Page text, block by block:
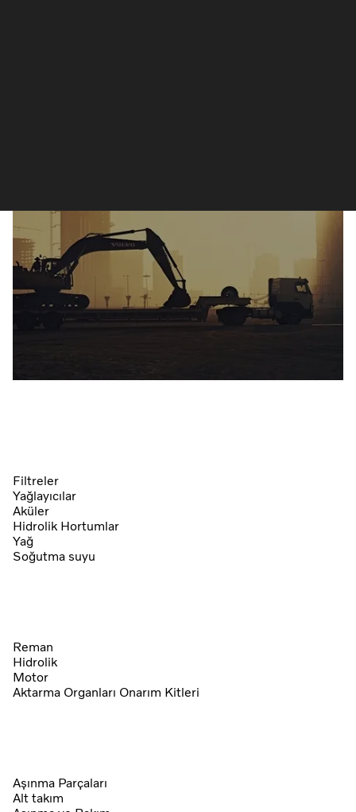
Filtreler
Yağlayıcılar
Aküler
Hidrolik Hortumlar
Yağ
Soğutma suyu
Reman
Hidrolik
Motor
Aktarma Organları Onarım Kitleri
Aşınma Parçaları
Alt takım